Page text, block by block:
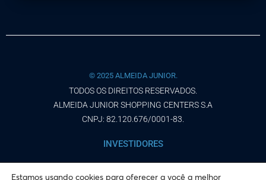
© 2025 ALMEIDA JUNIOR.
TODOS OS DIREITOS RESERVADOS.
ALMEIDA JUNIOR SHOPPING CENTERS S.A
CNPJ: 82.120.676/0001-83.
INVESTIDORES
Estamos usando cookies para oferecer a você a melhor